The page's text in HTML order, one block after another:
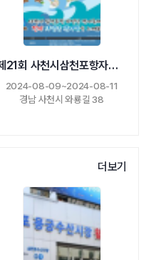
제21회 사천시삼천포항자연산전어축제
2024-08-09~2024-08-11
경남 사천시 와룡길 38
더보기